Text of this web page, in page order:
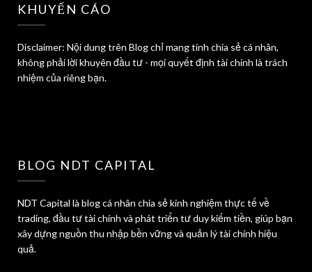
KHUYẾN CÁO
Disclaimer: Nội dung trên Blog chỉ mang tính chia sẻ cá nhân,
không phải lời khuyên đầu tư - mọi quyết định tài chính là trách
nhiệm của riêng bạn.
BLOG NDT CAPITAL
NDT Capital là blog cá nhân chia sẻ kinh nghiệm thực tế về
trading, đầu tư tài chính và phát triển tư duy kiếm tiền, giúp bạn
xây dựng nguồn thu nhập bền vững và quản lý tài chính hiệu
quả.